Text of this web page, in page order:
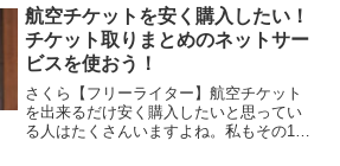
項に大きく記載があり、ほとんどの家庭
用脱毛器では保護シールも...
航空チケットを安く購入したい！
チケット取りまとめのネットサー
ビスを使おう！
さくら【フリーライター】航空チケット
を出来るだけ安く購入したいと思ってい
る人はたくさんいますよね。私もその1人